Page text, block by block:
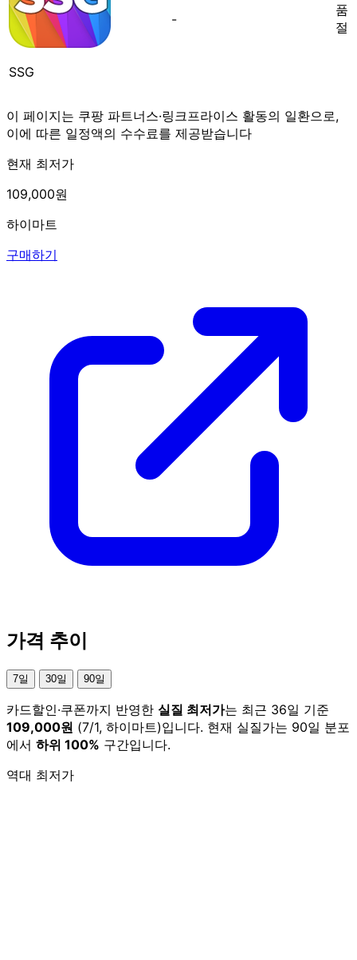
SSG
-
품
절
이 페이지는 쿠팡 파트너스·링크프라이스 활동의 일환으로,
이에 따른 일정액의 수수료를 제공받습니다
현재 최저가
109,000원
하이마트
구매하기
가격 추이
7일 30일 90일
카드할인·쿠폰까지 반영한 실질 최저가는 최근 36일 기준
109,000원 (7/1, 하이마트)입니다. 현재 실질가는 90일 분포
에서 하위 100% 구간입니다.
역대 최저가